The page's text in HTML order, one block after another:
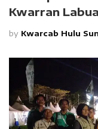
Kwarran
by Kwarcab Hulu